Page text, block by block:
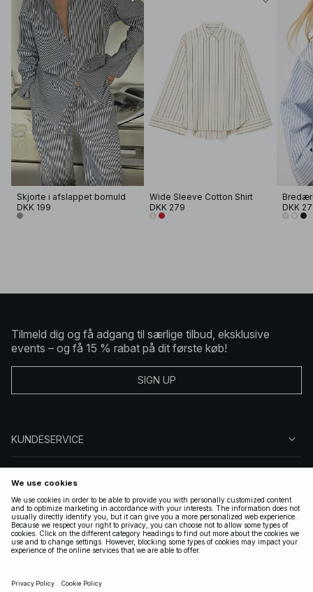
Skjorte i afslappet bomuld
DKK 199
Wide Sleeve Cotton Shirt
DKK 279
DKK
Tilmeld dig og få adgang til særlige tilbud, eksklusive
events – og få 15 % rabat på dit første køb!
SIGN UP
KUNDESERVICE
FØLG OS
GYLDIGE